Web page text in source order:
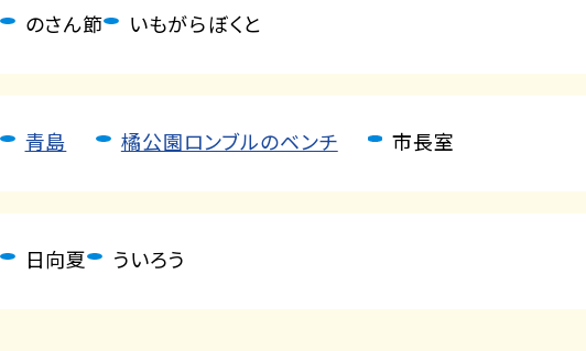
のさん節 いもがらぼくと
青島 橘公園ロンブルのベンチ 市長室
日向夏 ういろう